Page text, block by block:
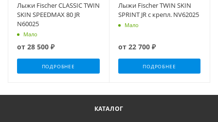
Лыжи Fischer CLASSIC TWIN
SKIN SPEEDMAX 80 JR
N60025
Мало
от 28 500 ₽
ПОДРОБНЕЕ
Лыжи Fischer TWIN SKIN
SPRINT JR c крепл. NV62025
Мало
от 22 700 ₽
ПОДРОБНЕЕ
КАТАЛОГ